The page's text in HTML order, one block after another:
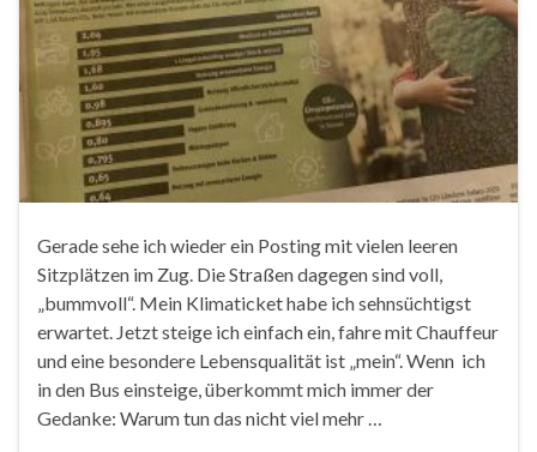
Gerade sehe ich wieder ein Posting mit vielen leeren
Sitzplätzen im Zug. Die Straßen dagegen sind voll,
„bummvoll“. Mein Klimaticket habe ich sehnsüchtigst
erwartet. Jetzt steige ich einfach ein, fahre mit Chauffeur
und eine besondere Lebensqualität ist „mein“. Wenn ich
in den Bus einsteige, überkommt mich immer der
Gedanke: Warum tun das nicht viel mehr …